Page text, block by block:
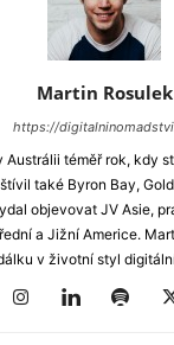
Martin Rosulek
https://
Austrálii téměř rok, kdy
také Byron Bay,
objevovat JV Asie,
a Jižní Americe.
v životní styl